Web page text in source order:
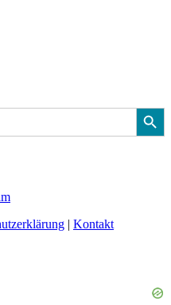
Search Button
| Kontakt